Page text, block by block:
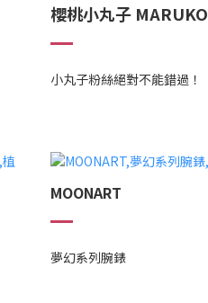
櫻桃小丸子 MARUKO
小丸子粉絲絕對不能錯過！
MOONART
夢幻系列腕錶